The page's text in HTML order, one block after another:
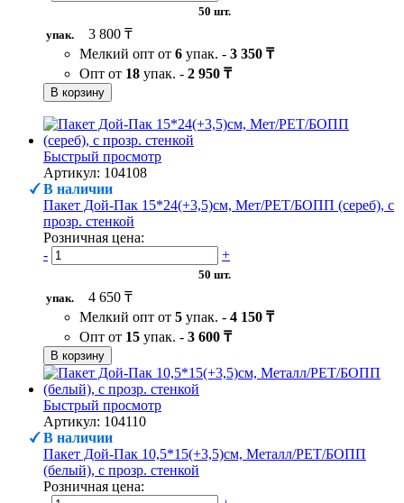
50 шт.
упак.
3 800 ₸
Мелкий опт от 6 упак. - 3 350 ₸
Опт от 18 упак. - 2 950 ₸
В корзину
Быстрый просмотр
Артикул: 104108
В наличии
Пакет Дой-Пак 15*24(+3,5)см, Мет/PET/БОПП (сереб), с
прозр. стенкой
Розничная цена:
-
+
50 шт.
упак.
4 650 ₸
Мелкий опт от 5 упак. - 4 150 ₸
Опт от 15 упак. - 3 600 ₸
В корзину
Быстрый просмотр
Артикул: 104110
В наличии
Пакет Дой-Пак 10,5*15(+3,5)см, Металл/PET/БОПП
(белый), с прозр. стенкой
Розничная цена: